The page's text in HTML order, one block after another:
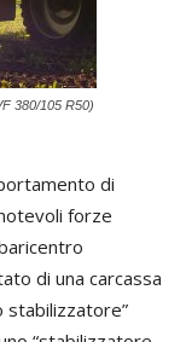
380/105 R50)
di
forze
di una carcassa
stabilizzatore”